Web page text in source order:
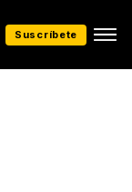
Suscríbete